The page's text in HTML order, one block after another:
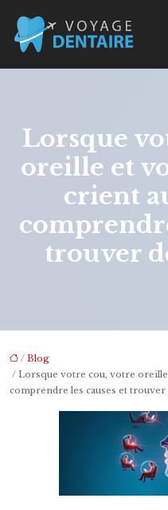
Lorsque
oreille et
crient
trouver
/ Blog
/ Lorsque votre cou, votre
comprendre les causes et trouver